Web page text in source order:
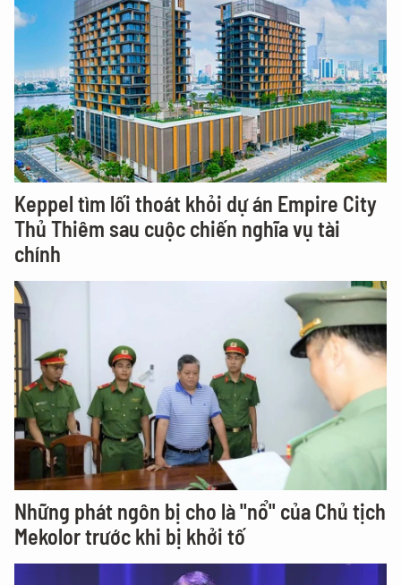
Keppel tìm lối thoát khỏi dự án Empire City
Thủ Thiêm sau cuộc chiến nghĩa vụ tài
chính
Những phát ngôn bị cho là "nổ" của Chủ tịch
Mekolor trước khi bị khởi tố